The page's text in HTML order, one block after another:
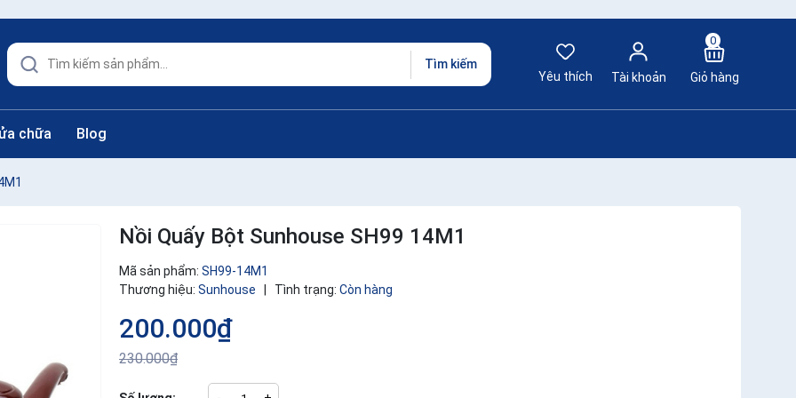
Tìm kiếm
Yêu thích
Tài khoản
0
Giỏ hàng
chữa Blog
Nồi Quấy Bột Sunhouse SH99 14M1
Mã sản phẩm: SH99-14M1
Thương hiệu: Sunhouse Tình trạng: Còn hàng
200.000₫
230.000₫